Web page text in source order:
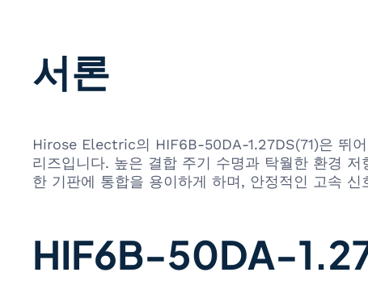
서론
Hirose Electric의 HIF6B-50DA-1.27DS(71)은 뛰
리즈입니다. 높은 결합 주기 수명과 탁월한 환경
한 기판에 통합을 용이하게 하며, 안정적인 고속
HIF6B-50DA-